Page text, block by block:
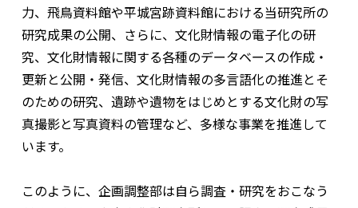
力、飛鳥資料館や平城宮跡資料館における当研究所の
研究成果の公開、さらに、文化財情報の電子化の研
究、文化財情報に関する各種のデータベースの作成・
更新と公開・発信、文化財情報の多言語化の推進とそ
のための研究、遺跡や遺物をはじめとする文化財の写
真撮影と写真資料の管理など、多様な事業を推進して
います。
このように、企画調整部は自ら調査・研究をおこなう